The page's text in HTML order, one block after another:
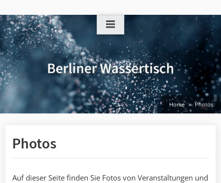
to
content
Home Photos
Photos
Auf dieser Seite finden Sie Fotos von Veranstaltungen und